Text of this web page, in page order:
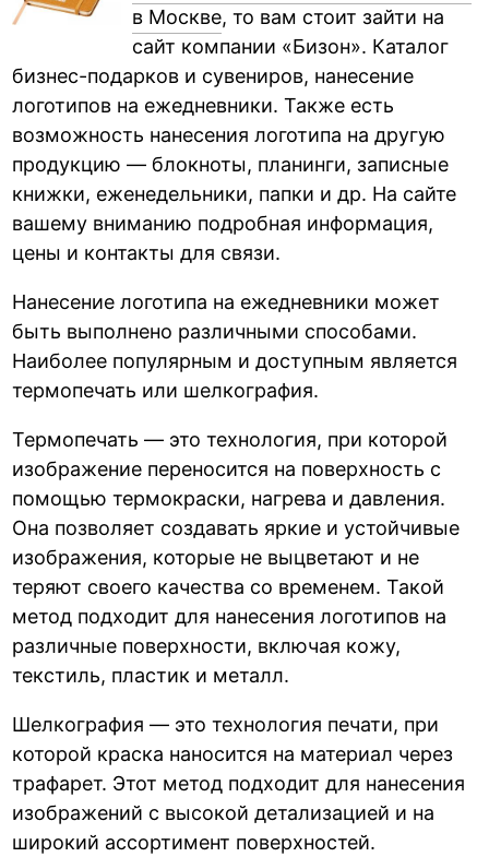
в Москве, то вам стоит зайти на
сайт компании «Бизон». Каталог
бизнес-подарков и сувениров, нанесение
логотипов на ежедневники. Также есть
возможность нанесения логотипа на другую
продукцию — блокноты, планинги, записные
книжки, еженедельники, папки и др. На сайте
вашему вниманию подробная информация,
цены и контакты для связи.
Нанесение логотипа на ежедневники может
быть выполнено различными способами.
Наиболее популярным и доступным является
термопечать или шелкография.
Термопечать — это технология, при которой
изображение переносится на поверхность с
помощью термокраски, нагрева и давления.
Она позволяет создавать яркие и устойчивые
изображения, которые не выцветают и не
теряют своего качества со временем. Такой
метод подходит для нанесения логотипов на
различные поверхности, включая кожу,
текстиль, пластик и металл.
Шелкография — это технология печати, при
которой краска наносится на материал через
трафарет. Этот метод подходит для нанесения
изображений с высокой детализацией и на
широкий ассортимент поверхностей.